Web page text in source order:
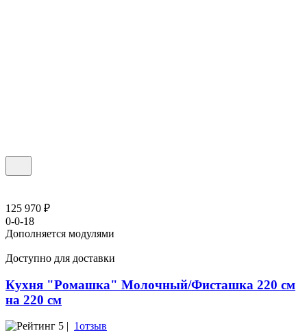
125 970 ₽
0-0-18
Дополняется модулями
Доступно для доставки
Кухня "Ромашка" Молочный/Фисташка 220 см
на 220 см
5 | 1отзыв